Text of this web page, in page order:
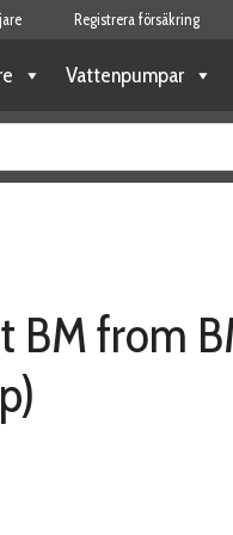
Registrera försäkring
Vattenpumpar
BM from